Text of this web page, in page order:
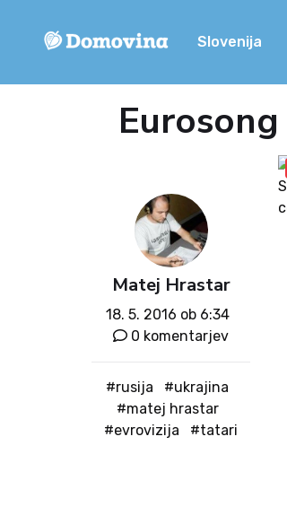
Slovenija
Matej Hrastar
18. 5. 2016 ob 6:34
0 komentarjev
#rusija
#ukrajina
#matej hrastar
#evrovizija
#tatari